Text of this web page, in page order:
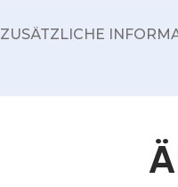
ZUSÄTZLICHE